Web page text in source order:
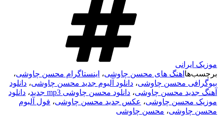
موزیک ایرانی
برچسب‌ها اهنگ های محسن چاوشی، اینستاگرام محسن چاوشی،
بیوگرافی محسن چاوشی، دانلود آلبوم جدید محسن چاوشی، دانلود
آهنگ جدید محسن چاوشی، دانلود محسن چاوشی mp3 جدید ، دانلود
موزیک محسن چاوشی، عکس جدید محسن چاوشی، فول آلبوم
محسن چاوشی، محسن چاوشی